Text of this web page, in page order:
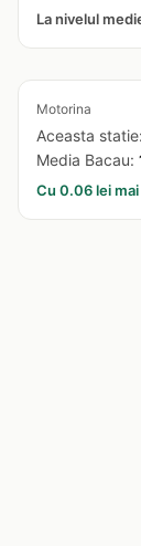
La nivelul
Motorina
Aceasta statie:
Media Bacau:
Cu 0.06 lei